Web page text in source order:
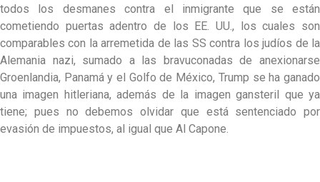
todos los desmanes contra el inmigrante que se están
cometiendo puertas adentro de los EE. UU., los cuales son
comparables con la arremetida de las SS contra los judíos de la
Alemania nazi, sumado a las bravuconadas de anexionarse
Groenlandia, Panamá y el Golfo de México, Trump se ha ganado
una imagen hitleriana, además de la imagen gansteril que ya
tiene; pues no debemos olvidar que está sentenciado por
evasión de impuestos, al igual que Al Capone.